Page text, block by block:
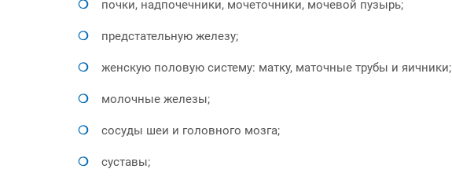
почки, надпочечники, мочеточники, мочевой пузырь;
предстательную железу;
женскую половую систему: матку, маточные трубы и яичники;
молочные железы;
сосуды шеи и головного мозга;
суставы;